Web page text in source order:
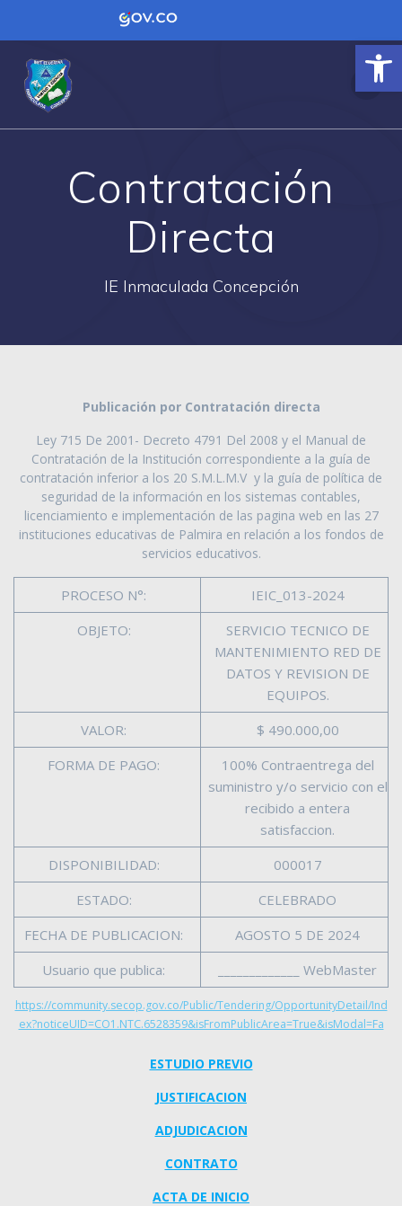
Contenido inicial
Logo Gobierno de Colombia
Contratación
Directa
IE Inmaculada Concepción
Publicación por Contratación directa
Ley 715 De 2001- Decreto 4791 Del 2008 y el Manual de
Contratación de la Institución correspondiente a la guía de
contratación inferior a los 20 S.M.L.M.V y la guía de política de
seguridad de la información en los sistemas contables,
licenciamiento e implementación de las pagina web en las 27
instituciones educativas de Palmira en relación a los fondos de
servicios educativos.
PROCESO N°:
IEIC_013-2024
OBJETO:
SERVICIO TECNICO DE
MANTENIMIENTO RED DE
DATOS Y REVISION DE
EQUIPOS.
VALOR:
$ 490.000,00
FORMA DE PAGO:
100% Contraentrega del
suministro y/o servicio con el
recibido a entera
satisfaccion.
DISPONIBILIDAD:
000017
ESTADO:
CELEBRADO
FECHA DE PUBLICACION:
AGOSTO 5 DE 2024
Usuario que publica:
_____________ WebMaster
https://community.secop.gov.co/Public/Tendering/OpportunityDetail/Ind
ex?noticeUID=CO1.NTC.6528359&isFromPublicArea=True&isModal=Fa
ESTUDIO PREVIO
JUSTIFICACION
ADJUDICACION
CONTRATO
ACTA DE INICIO